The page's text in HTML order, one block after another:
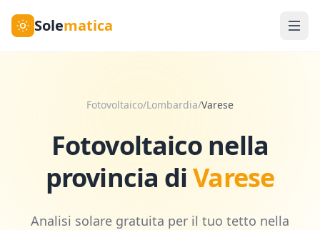
Solematica
Fotovoltaico/Lombardia/Varese
Fotovoltaico nella
provincia diVarese
Analisi solare gratuita per il tuo tetto nella